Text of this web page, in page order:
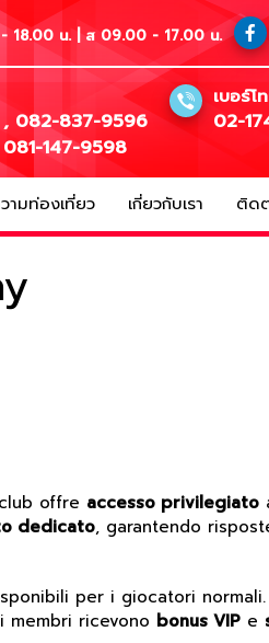
18.00 น. | ส 09.00 - 17.00 น.
, 082-837-9596
081-147-9598
เบอร์
02-
ามท่องเที่ยว เกี่ยวกับเรา
ติด
offre accesso privilegiato
dedicato, garantendo
per i giocatori
membri ricevono bonus VIP e